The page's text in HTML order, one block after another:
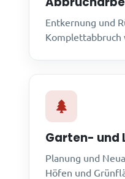
Entkernung und
Komplettabbruch
Garten- und
Planung und
Höfen und